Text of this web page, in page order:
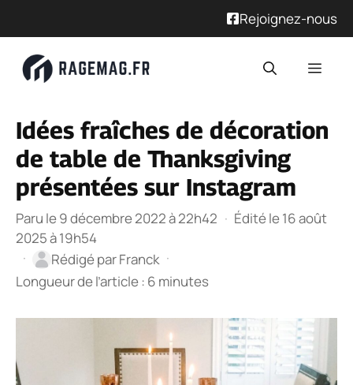
Rejoignez-nous
Idées fraîches de décoration
de table de Thanksgiving
présentées sur Instagram
Paru le 9 décembre 2022 à 22h42 · Édité le 16 août
2025 à 19h54
·
Rédigé parFranck ·
Longueur de l’article : 6 minutes